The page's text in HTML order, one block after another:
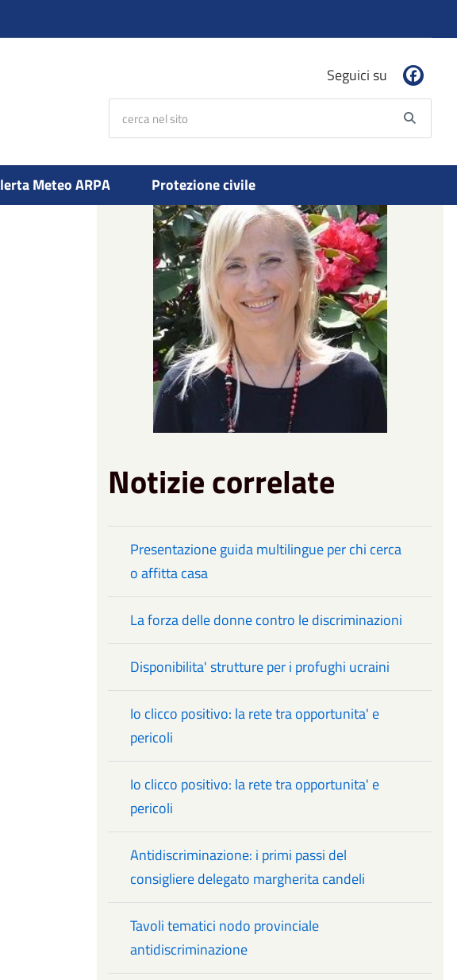
Seguici su
Meteo ARPA Protezione civile
Notizie correlate
Presentazione guida multilingue per chi cerca
o affitta casa
La forza delle donne contro le discriminazioni
Disponibilita' strutture per i profughi ucraini
Io clicco positivo: la rete tra opportunita' e
pericoli
Io clicco positivo: la rete tra opportunita' e
pericoli
Antidiscriminazione: i primi passi del
consigliere delegato margherita candeli
Tavoli tematici nodo provinciale
antidiscriminazione